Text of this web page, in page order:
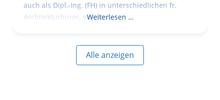
auch als Dipl.-Ing. (FH) in unterschiedlichen fr.
Architekturbüros, wurde das
Weiterlesen …
Alle anzeigen